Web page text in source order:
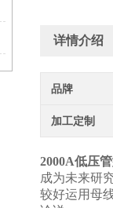
详情介绍
品牌
加工定制
2000A低压
成为未来研
较好运用母